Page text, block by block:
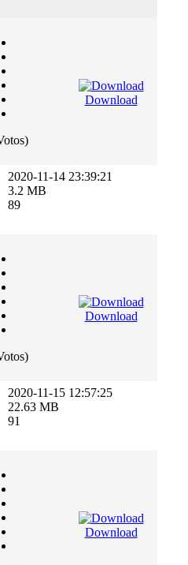
Download
2020-11-14 23:39:21
3.2 MB
89
Download
2020-11-15 12:57:25
22.63 MB
91
Download